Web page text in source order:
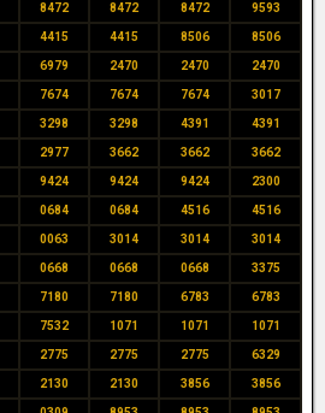
8472 8472 8472 9593
4415 4415 8506 8506
6979 2470 2470 2470
7674 7674 7674 3017
3298 3298 4391 4391
2977 3662 3662 3662
9424 9424 9424 2300
0684 0684 4516 4516
0063 3014 3014 3014
0668 0668 0668 3375
7180 7180 6783 6783
7532 1071 1071 1071
2775 2775 2775 6329
2130 2130 3856 3856